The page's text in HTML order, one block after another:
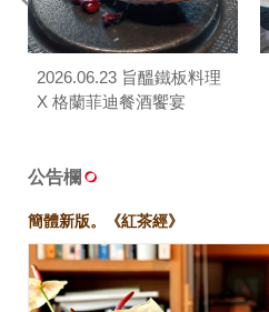
2026.06.23 旨醞鐵板料理
X 格蘭菲迪餐酒饗宴
公告欄
簡體新版。《紅茶經》